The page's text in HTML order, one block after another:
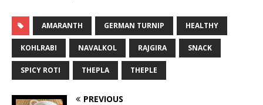
AMARANTH GERMAN TURNIP HEALTHY
KOHLRABI NAVALKOL RAJGIRA SNACK
SPICY ROTI THEPLA THEPLE
PREVIOUS